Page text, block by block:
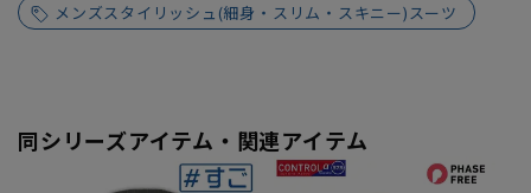
メンズスタイリッシュ(細身・スリム・スキニー)スーツ
同シリーズアイテム・関連アイテム